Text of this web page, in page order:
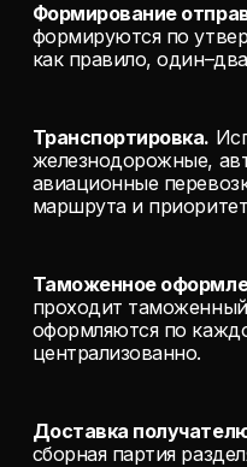
Формирование
формируются по
как правило,
Транспортировка.
железнодорожные,
авиационные
маршрута и
Таможенное
проходит
оформляются по
централизованно.
Доставка
сборная партия